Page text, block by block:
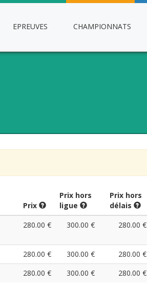
EPREUVES CHAMPIONNATS
Prix
Prix hors
ligue
Prix hors
délais
280.00 € 300.00 € 280.00 €
280.00 € 300.00 € 280.00 €
280.00 € 300.00 € 280.00 €